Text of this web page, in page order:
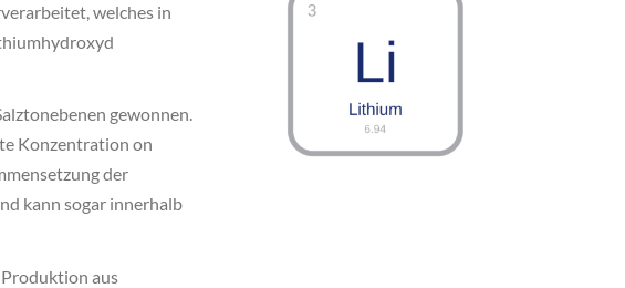
welches in
gewonnen.
Konzentration on
der
kann sogar innerhalb
Produktion aus